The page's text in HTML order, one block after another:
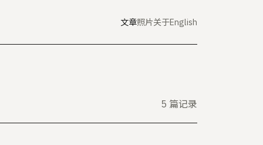
文章照片关于English
5 篇记录